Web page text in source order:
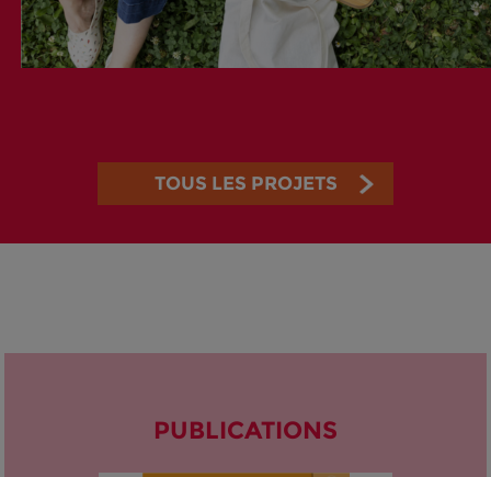
TOUS LES PROJETS
PUBLICATIONS